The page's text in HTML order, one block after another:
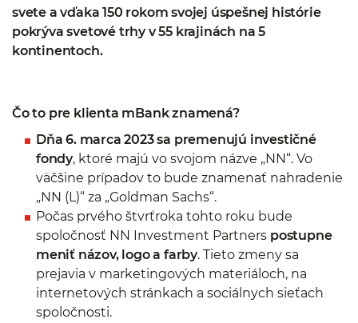
svete a vďaka 150 rokom svojej úspešnej histórie
pokrýva svetové trhy v 55 krajinách na 5
kontinentoch.
Čo to pre klienta mBank znamená?
Dňa 6. marca 2023 sa premenujú investičné
fondy, ktoré majú vo svojom názve „NN“. Vo
väčšine prípadov to bude znamenať nahradenie
„NN (L)“ za „Goldman Sachs“.
Počas prvého štvrťroka tohto roku bude
spoločnosť NN Investment Partners postupne
meniť názov, logo a farby. Tieto zmeny sa
prejavia v marketingových materiáloch, na
internetových stránkach a sociálnych sieťach
spoločnosti.